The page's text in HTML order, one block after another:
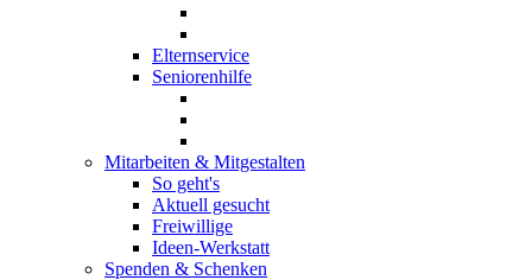
Elternservice
Seniorenhilfe
Mitarbeiten & Mitgestalten
So geht's
Aktuell gesucht
Freiwillige
Ideen-Werkstatt
Spenden & Schenken